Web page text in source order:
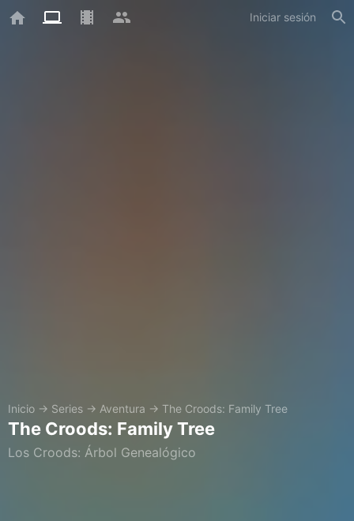
Iniciar sesión
Inicio → Series → Aventura → The Croods: Family Tree
The Croods: Family Tree
Los Croods: Árbol Genealógico